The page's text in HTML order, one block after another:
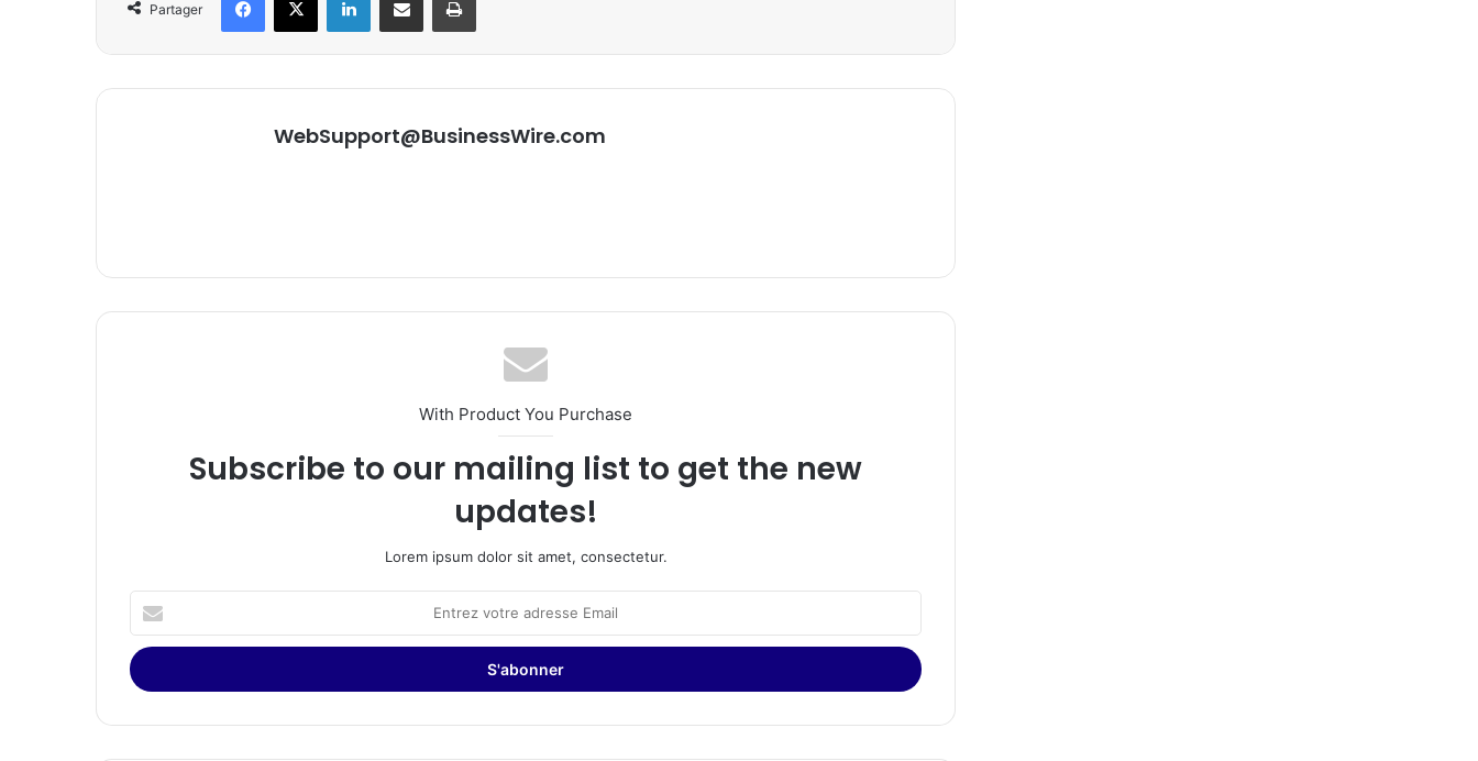
Partager
WebSupport@BusinessWire.com
With Product You Purchase
Subscribe to our mailing list to get the new
updates!
Lorem ipsum dolor sit amet, consectetur.
votre
adresse
Email